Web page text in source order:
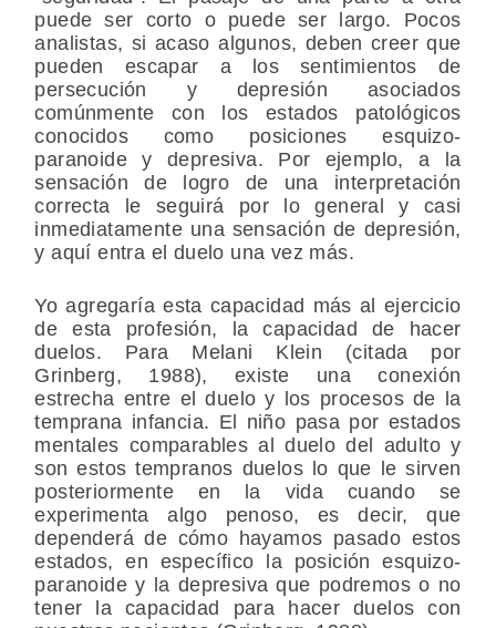
puede ser corto o puede ser largo. Pocos
analistas, si acaso algunos, deben creer que
pueden escapar a los sentimientos de
persecución y depresión asociados
comúnmente con los estados patológicos
conocidos como posiciones esquizo-
paranoide y depresiva. Por ejemplo, a la
sensación de logro de una interpretación
correcta le seguirá por lo general y casi
inmediatamente una sensación de depresión,
y aquí entra el duelo una vez más.
Yo agregaría esta capacidad más al ejercicio
de esta profesión, la capacidad de hacer
duelos. Para Melani Klein (citada por
Grinberg, 1988), existe una conexión
estrecha entre el duelo y los procesos de la
temprana infancia. El niño pasa por estados
mentales comparables al duelo del adulto y
son estos tempranos duelos lo que le sirven
posteriormente en la vida cuando se
experimenta algo penoso, es decir, que
dependerá de cómo hayamos pasado estos
estados, en específico la posición esquizo-
paranoide y la depresiva que podremos o no
tener la capacidad para hacer duelos con